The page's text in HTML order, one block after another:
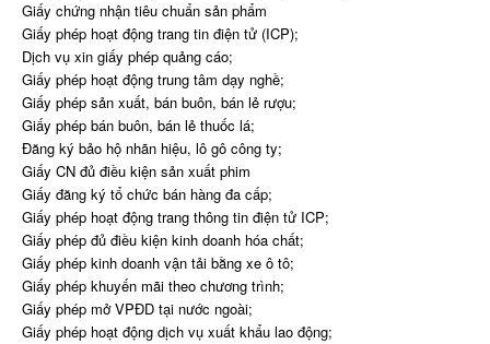
Giấy chứng nhận tiêu chuẩn sản phẩm
Giấy phép hoạt động trang tin điện tử (ICP);
Dịch vụ xin giấy phép quảng cáo;
Giấy phép hoạt động trung tâm dạy nghề;
Giấy phép sản xuất, bán buôn, bán lẻ rượu;
Giấy phép bán buôn, bán lẻ thuốc lá;
Đăng ký bảo hộ nhãn hiệu, lô gô công ty;
Giấy CN đủ điều kiện sản xuất phim
Giấy đăng ký tổ chức bán hàng đa cấp;
Giấy phép hoạt động trang thông tin điện tử ICP;
Giấy phép đủ điều kiện kinh doanh hóa chất;
Giấy phép kinh doanh vận tải bằng xe ô tô;
Giấy phép khuyến mãi theo chương trình;
Giấy phép mở VPĐD tại nước ngoài;
Giấy phép hoạt động dịch vụ xuất khẩu lao động;